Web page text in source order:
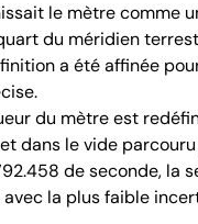
le mètre comme
du méridien
a été affinée
du mètre est
dans le vide
de seconde, la
avec la plus faible